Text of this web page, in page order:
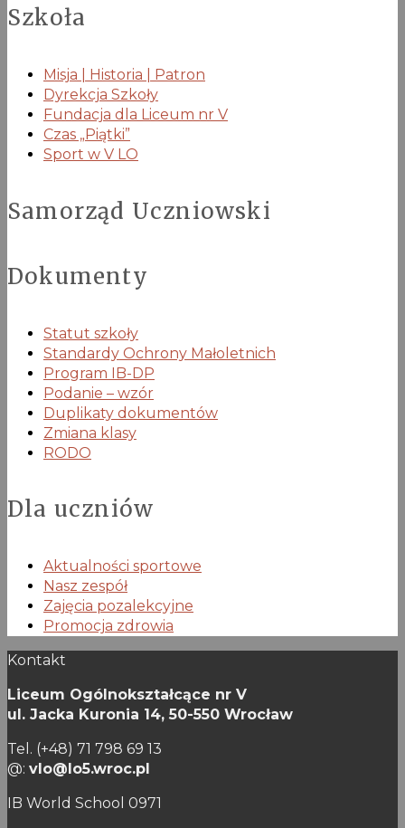
Szkoła
Misja | Historia | Patron
Dyrekcja Szkoły
Fundacja dla Liceum nr V
Czas „Piątki”
Sport w V LO
Samorząd Uczniowski
Dokumenty
Statut szkoły
Standardy Ochrony Małoletnich
Program IB-DP
Podanie – wzór
Duplikaty dokumentów
Zmiana klasy
RODO
Dla uczniów
Aktualności sportowe
Nasz zespół
Zajęcia pozalekcyjne
Promocja zdrowia
Kontakt
Liceum Ogólnokształcące nr V
ul. Jacka Kuronia 14, 50-550 Wrocław
Tel. (+48) 71 798 69 13
@: vlo@lo5.wroc.pl
IB World School 0971